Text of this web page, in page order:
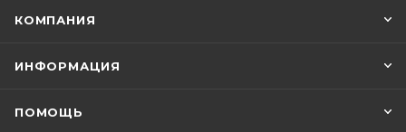
КОМПАНИЯ
ИНФОРМАЦИЯ
ПОМОЩЬ